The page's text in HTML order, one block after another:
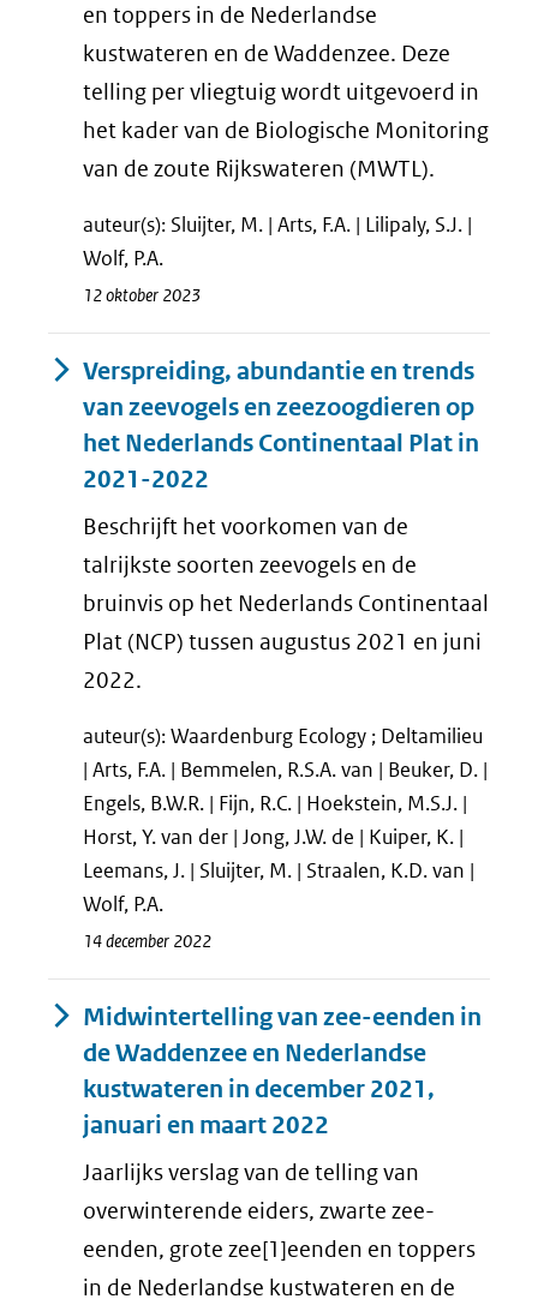
en toppers in de Nederlandse
kustwateren en de Waddenzee. Deze
telling per vliegtuig wordt uitgevoerd in
het kader van de Biologische Monitoring
van de zoute Rijkswateren (MWTL).
auteur(s): Sluijter, M. | Arts, F.A. | Lilipaly, S.J. |
Wolf, P.A.
12 oktober 2023
Verspreiding, abundantie en trends
van zeevogels en zeezoogdieren op
het Nederlands Continentaal Plat in
2021-2022
Beschrijft het voorkomen van de
talrijkste soorten zeevogels en de
bruinvis op het Nederlands Continentaal
Plat (NCP) tussen augustus 2021 en juni
2022.
auteur(s): Waardenburg Ecology ; Deltamilieu
| Arts, F.A. | Bemmelen, R.S.A. van | Beuker, D. |
Engels, B.W.R. | Fijn, R.C. | Hoekstein, M.S.J. |
Horst, Y. van der | Jong, J.W. de | Kuiper, K. |
Leemans, J. | Sluijter, M. | Straalen, K.D. van |
Wolf, P.A.
14 december 2022
Midwintertelling van zee-eenden in
de Waddenzee en Nederlandse
kustwateren in december 2021,
januari en maart 2022
Jaarlijks verslag van de telling van
overwinterende eiders, zwarte zee-
eenden, grote zee[1]eenden en toppers
in de Nederlandse kustwateren en de